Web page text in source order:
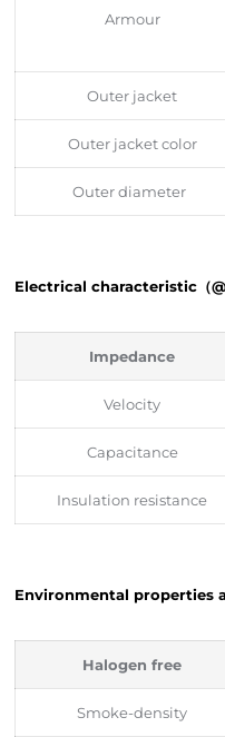
Armour
Outer jacket
Outer jacket color
Outer diameter
Electrical characteristic（
Impedance
Velocity
Capacitance
Insulation resistance
Environmental properties
Halogen free
Smoke-density